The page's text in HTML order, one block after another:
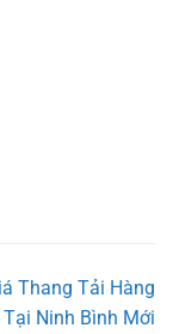
Thang Tải Hàng
Ninh Bình Mới